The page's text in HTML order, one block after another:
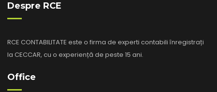
Despre RCE
RCE CONTABILITATE este o firma de experti contabili înregistrați
la CECCAR, cu o experiență de peste 15 ani.
Office